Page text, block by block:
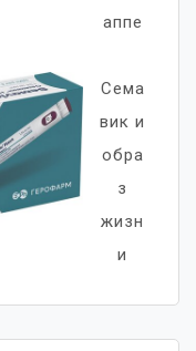
аппе
Сема
вик и
обра
з
жизн
и